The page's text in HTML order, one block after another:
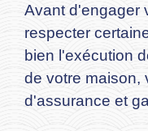
Avant d'engager
respecter
bien l'exécution
de votre maison,
d'assurance et